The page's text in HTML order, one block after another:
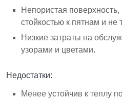
Непористая
стойкостью к пятнам и не
Низкие затраты на
узорами и цветами.
Недостатки:
Менее устойчив к теплу